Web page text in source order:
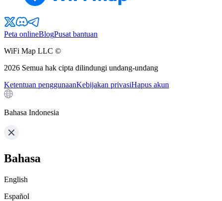
Peta onlineBlogPusat bantuan
WiFi Map LLC ©
2026 Semua hak cipta dilindungi undang-undang
Ketentuan penggunaanKebijakan privasiHapus akun
Bahasa Indonesia
Bahasa
English
Español